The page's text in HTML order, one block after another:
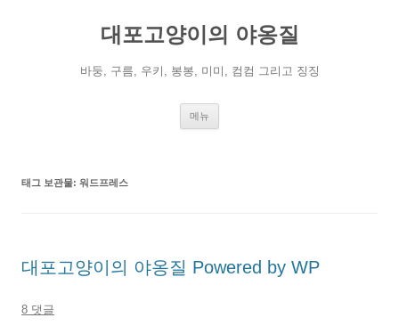
대포고양이의 야옹질
바둥, 구름, 우키, 봉봉, 미미, 컴컴 그리고 징징
메뉴
태그 보관물: 워드프레스
대포고양이의 야옹질 Powered by WP
8 댓글